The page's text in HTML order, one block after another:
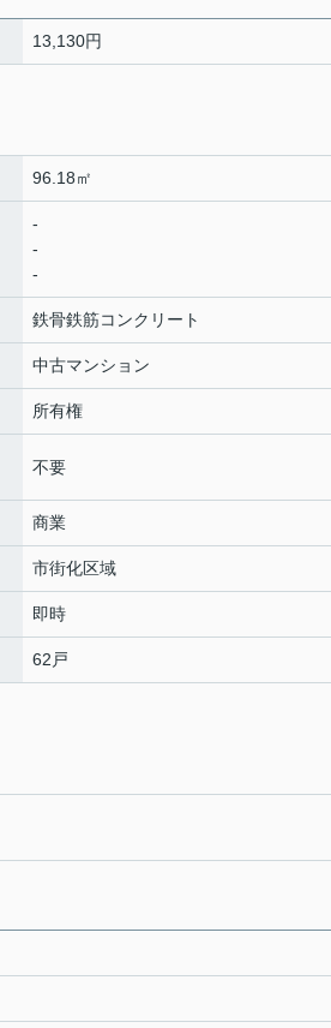
13,130円
96.18㎡
-
-
-
鉄骨鉄筋コンクリート
中古マンション
所有権
不要
商業
市街化区域
即時
62戸